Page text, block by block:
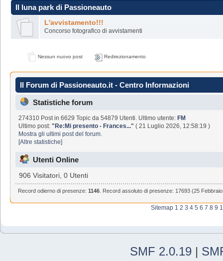
Il luna park di Passioneauto
L'avvistamento!!!
Concorso fotografico di avvistamenti
Nessun nuovo post Redirezionamento
Il Forum di Passioneauto.it - Centro Informazioni
Statistiche forum
274310 Post in 6629 Topic da 54879 Utenti. Ultimo utente:FM
Ultimo post:"Re:Mi presento - Frances..." ( 21 Luglio 2026, 12:58:19 )
Mostra gli ultimi post del forum.
[Altre statistiche]
Utenti Online
906 Visitatori, 0 Utenti
Record odierno di presenze:1146 . Record assoluto di presenze: 17693 (25
Sitemap 1 2 3 4 5 6 7 8 9
SMF 2.0.19 |